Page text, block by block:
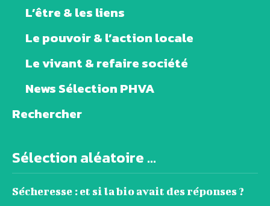
L’être & les liens
Le pouvoir & l’action locale
Le vivant & refaire société
News Sélection PHVA
Rechercher
Sélection aléatoire ...
Sécheresse : et si la bio avait des réponses ?